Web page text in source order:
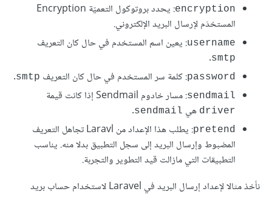
encryption
: يحدد بروتوكول التعميّة Encryption
المستخدَم لإرسال البريد الإلكتروني.
username: يعين اسم المستخدم في حال كان التعريف
smtp
.
password: كلمة سر المستخدم في حال كان التعريف smtp
.
sendmail: مسار خادوم Sendmail إذا كانت قيمة
driver هي sendmail
.
pretend
: يطلب هذا الإعداد من Laravl تجاهل التعريف
المضبوط وإرسال البريد إلى سجل التطبيق بدلا منه. يناسب
التطبيقات التي مازالت قيد التطوير والتجربة.
نأخذ مثالا لإعداد إرسال البريد في Laravel لاستخدام حساب بريد